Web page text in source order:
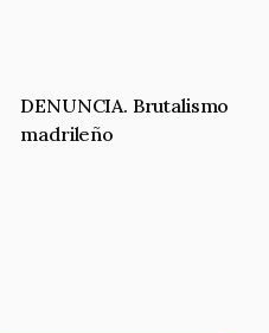
DENUNCIA. Brutalismo
madrileño